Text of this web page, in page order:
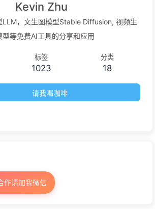
Kevin Zhu
LLM，文生图模型Stable Diffusion, 视频生
型等免费AI工具的分享和应用
标签
1023
分类
18
请我喝咖啡
作请加我微信